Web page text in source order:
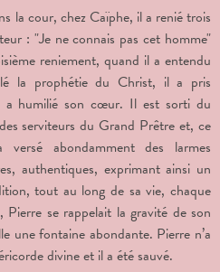
la cour, chez Caïphe, il a renié trois
: "Je ne connais pas cet homme"
reniement, quand il a entendu
la prophétie du Christ, il a pris
a humilié son cœur. Il est sorti du
serviteurs du Grand Prêtre et, ce
abondamment des larmes
authentiques, exprimant ainsi un
tout au long de sa vie, chaque
se rappelait la gravité de son
une fontaine abondante. Pierre n’a
divine et il a été sauvé.